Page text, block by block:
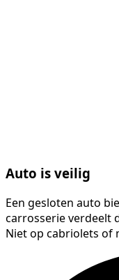
Auto is veilig
Een gesloten auto
carrosserie verdeelt
Niet op cabriolets of